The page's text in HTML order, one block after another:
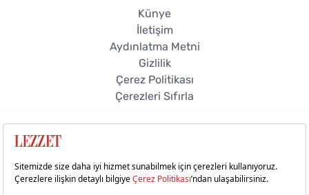
Künye
İletişim
Aydınlatma Metni
Gizlilik
Çerez Politikası
Çerezleri Sıfırla